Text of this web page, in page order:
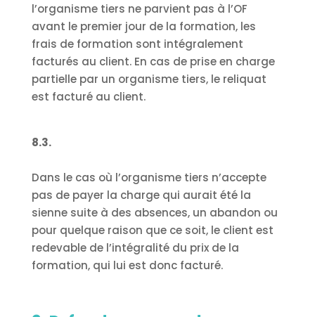
l’organisme tiers ne parvient pas à l’OF
avant le premier jour de la formation, les
frais de formation sont intégralement
facturés au client. En cas de prise en charge
partielle par un organisme tiers, le reliquat
est facturé au client.
8.3.
Dans le cas où l’organisme tiers n’accepte
pas de payer la charge qui aurait été la
sienne suite à des absences, un abandon ou
pour quelque raison que ce soit, le client est
redevable de l’intégralité du prix de la
formation, qui lui est donc facturé.